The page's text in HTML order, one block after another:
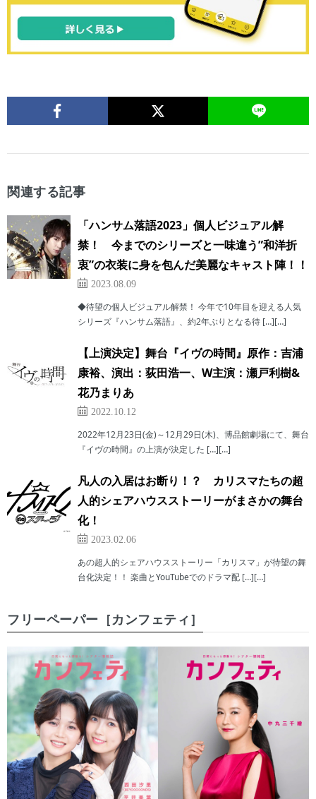
関連する記事
「ハンサム落語2023」個人ビジュアル解
禁！ 今までのシリーズと一味違う”和洋折
衷”の衣装に身を包んだ美麗なキャスト陣！！
2023.08.09
◆待望の個人ビジュアル解禁！ 今年で10年目を迎える人気
シリーズ『ハンサム落語』、約2年ぶりとなる待 […][…]
【上演決定】舞台『イヴの時間』原作：吉浦
康裕、演出：荻田浩一、W主演：瀬戸利樹&
花乃まりあ
2022.10.12
2022年12月23日(金)～12月29日(木)、博品館劇場にて、舞台
『イヴの時間』の上演が決定した […][…]
凡人の入居はお断り！？ カリスマたちの超
人的シェアハウスストーリーがまさかの舞台
化！
2023.02.06
あの超人的シェアハウスストーリー「カリスマ」が待望の舞
台化決定！！ 楽曲とYouTubeでのドラマ配 […][…]
フリーペーパー［カンフェティ］